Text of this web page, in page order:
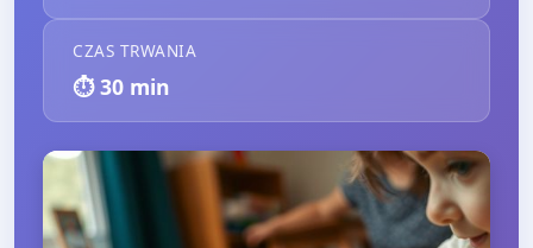
CZAS TRWANIA
⏱️30 min